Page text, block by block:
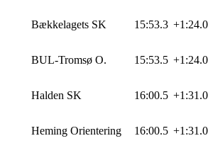
Bækkelagets SK 15:53.3 +1:24.0
BUL-Tromsø O. 15:53.5 +1:24.0
Halden SK 16:00.5 +1:31.0
Heming Orientering 16:00.5 +1:31.0